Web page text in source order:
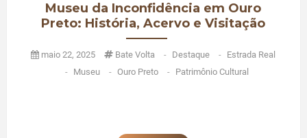
Museu da Inconfidência em Ouro
Preto: História, Acervo e Visitação
maio 22, 2025 Bate Volta - Destaque - Estrada Real
- Museu - Ouro Preto - Patrimônio Cultural